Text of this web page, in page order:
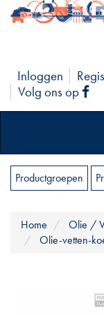
Inloggen
Volg ons op
Productgroepen
Home
Olie /
Olie-vetten-